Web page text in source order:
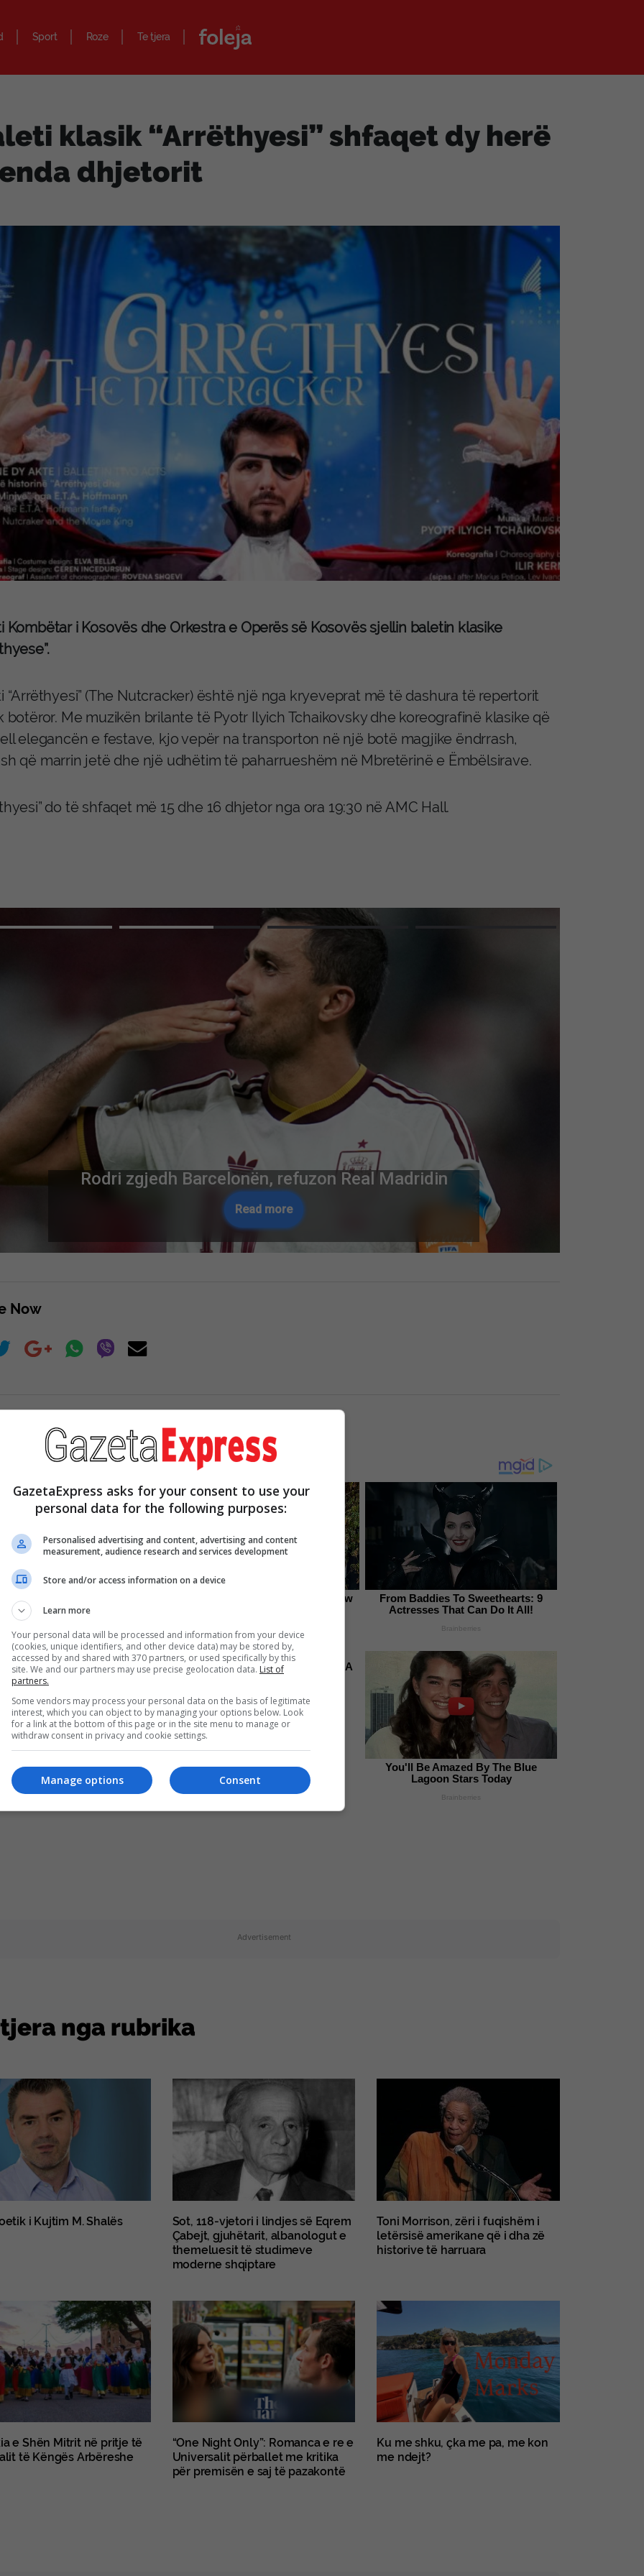
Sport Roze Te tjera
klasik “Arrëthyesi” shfaqet dy herë
dhjetorit
Kombëtar i Kosovës dhe Orkestra e Operës së Kosovës sjellin baletin klasike
“Arrëthyesi” (The Nutcracker) është një nga kryeveprat më të dashura të repertorit
botëror. Me muzikën brilante të Pyotr Ilyich Tchaikovsky dhe koreografinë klasike që
elegancën e festave, kjo vepër na transporton në një botë magjike ëndrrash,
që marrin jetë dhe një udhëtim të paharrueshëm në Mbretërinë e Ëmbëlsirave.
do të shfaqet më 15 dhe 16 dhjetor nga ora 19:30 në AMC Hall.
Rreth 30 vite arrati, Dosja e Sokol Hoxhës: Si një
sherr për një kasetofon solli vrasjen e dy vëllezërve
në Patos
Read more
Advertisement
Skip Ad ❯
Now
NGA INTERNETI
Pop Divas (She's Not Number
1)
They Laughed At Her Curves—Now
From Baddies To Sweethearts: 9
Actresses That Can Do It All!
Brainberries
Their Job — Most People Get
It Wrong
She Took Her Love For Horses To A
Whole New Level
Brainberries
You'll Be Amazed By The Blue
Lagoon Stars Today
Brainberries
Advertisement
nga rubrika
i Kujtim M. Shalës
Sot, 118-vjetori i lindjes së Eqrem
Çabejt, gjuhëtarit, albanologut e
themeluesit të studimeve
moderne shqiptare
Toni Morrison, zëri i fuqishëm i
letërsisë amerikane që i dha zë
historive të harruara
e Shën Mitrit në pritje të
të Këngës Arbëreshe
“One Night Only”: Romanca e re e
Universalit përballet me kritika
për premisën e saj të pazakontë
Ku me shku, çka me pa, me kon
me ndejt?
GazetaExpress asks for your consent to use your
personal data for the following purposes:
Personalised advertising and content, advertising and content
measurement, audience research and services development
Store and/or access information on a device
Learn more
Your personal data will be processed and information from your device
(cookies, unique identifiers, and other device data) may be stored by,
accessed by and shared with 370 partners, or used specifically by this
site. We and our partners may use precise geolocation data. List of
partners.
Some vendors may process your personal data on the basis of legitimate
interest, which you can object to by managing your options below. Look
for a link at the bottom of this page or in the site menu to manage or
withdraw consent in privacy and cookie settings.
Consent
Manage options